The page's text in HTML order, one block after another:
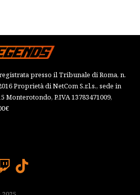
presso il Tribunale di Roma, n.
Proprietà di NetCom S.r.l.s., sede in
Monterotondo, P.IVA 13783471009,